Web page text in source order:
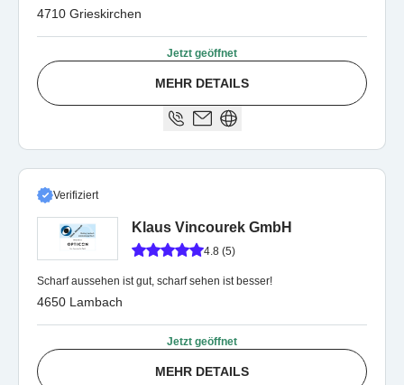
Hörgeräte - 7 Standorte.
4710 Grieskirchen
Jetzt geöffnet
MEHR DETAILS
Verifiziert
Klaus Vincourek GmbH
4.8 (5)
Scharf aussehen ist gut, scharf sehen ist besser!
4650 Lambach
Jetzt geöffnet
MEHR DETAILS